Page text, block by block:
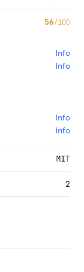
56/100
Info
Info
Info
Info
MIT
2